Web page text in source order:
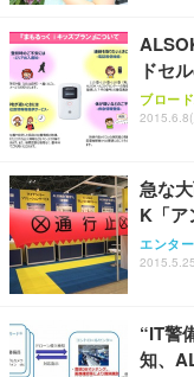
ョン
務用
ッシュ
ス圧無
【
グモニ
アイリ
ュラー
ドセ
ブロー
急な
K「ア
エンタ
“IT警
知、